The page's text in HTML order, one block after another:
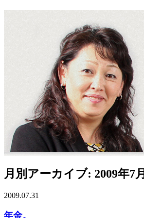
月別アーカイブ: 2009年7月
2009.07.31
年金。